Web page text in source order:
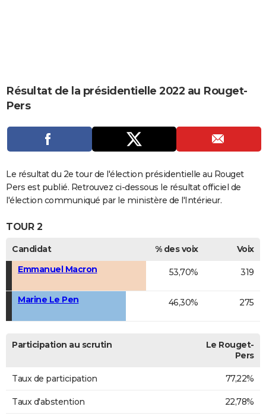
CARTE DE VOEUX
Carte de Noël
Carte Bonne année
Carte Saint-Valentin
Carte Pâques
Carte d'anniversaire
DICTIONNAIRE
Dictionnaire
Biographies
Expressions
Proverbes
PROGRAMME TV
S'inscrire
Se connecter
Lycées
Collèges
Primaires
Universités
Entreprises
Service militaire
Avis de recherche
AVIS DE DÉCÈS
Bricolage
Lifestyle
Culture
Sport
Auto
Television
Voyage
Cinema
Résultat de la présidentielle 2022 au Rouget-
Pers
Le résultat du 2e tour de l'élection présidentielle au Rouget
Pers est publié. Retrouvez ci-dessous le résultat officiel de
l'élection communiqué par le ministère de l'Intérieur.
TOUR 2
Candidat % des voix
Voix
Emmanuel Macron
53,70% 319
Marine Le Pen 46,30% 275
Participation au scrutin
Le Rouget-
Pers
Taux de participation 77,22%
Taux d'abstention 22,78%